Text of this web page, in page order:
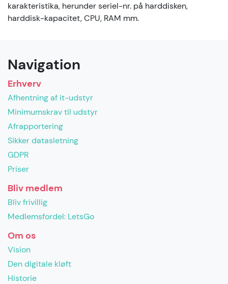
karakteristika, herunder seriel-nr. på harddisken,
harddisk-kapacitet, CPU, RAM mm.
Navigation
Erhverv
Afhentning af it-udstyr
Minimumskrav til udstyr
Afrapportering
Sikker datasletning
GDPR
Priser
Bliv medlem
Bliv frivillig
Medlemsfordel: LetsGo
Om os
Vision
Den digitale kløft
Historie